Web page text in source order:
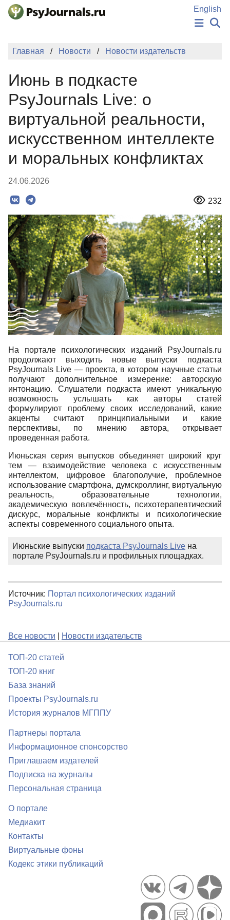
Перейти к основному содержанию
English
НОВОСТИ
ПОДАТЬ РУКОПИСЬ
БАЗА ЗНАНИЙ
КЛЮЧЕВЫЕ СЛОВА
Регистрация
Вход
Главная Новости Новости издательств
Июнь в подкасте
PsyJournals Live: о
виртуальной реальности,
искусственном интеллекте
и моральных конфликтах
24.06.2026
232
На портале психологических изданий PsyJournals.ru
продолжают выходить новые выпуски подкаста
PsyJournals Live — проекта, в котором научные статьи
получают дополнительное измерение: авторскую
интонацию. Слушатели подкаста имеют уникальную
возможность услышать как авторы статей
формулируют проблему своих исследований, какие
акценты считают принципиальными и какие
перспективы, по мнению автора, открывает
проведенная работа.
Июньская серия выпусков объединяет широкий круг
тем — взаимодействие человека с искусственным
интеллектом, цифровое благополучие, проблемное
использование смартфона, думскроллинг, виртуальную
реальность, образовательные технологии,
академическую вовлечённость, психотерапевтический
дискурс, моральные конфликты и психологические
аспекты современного социального опыта.
Июньские выпуски подкаста PsyJournals Live на
портале PsyJournals.ru и профильных площадках.
Источник: Портал психологических изданий
PsyJournals.ru
Все новости Новости издательств
ТОП-20 статей
ТОП-20 книг
База знаний
Проекты PsyJournals.ru
История журналов МГППУ
Партнеры портала
Информационное спонсорство
Приглашаем издателей
Подписка на журналы
Персональная страница
О портале
Медиакит
Контакты
Виртуальные фоны
Кодекс этики публикаций